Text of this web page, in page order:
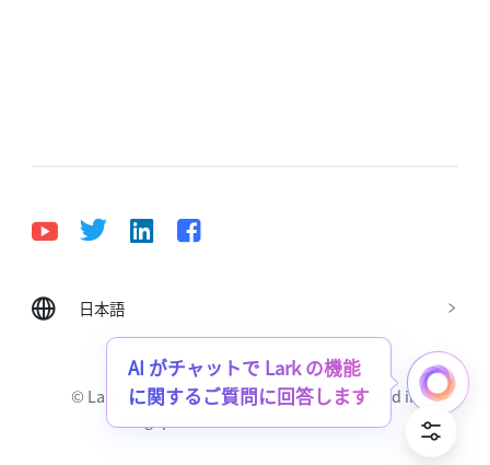
日本語
Bahasa Indonesia Deutsch English
Español
Italiano
Português (Brasil)
Tiếng Việt
ไทย 한국어 日本語
中文
Русский язык
© Lark Technologies Pte. Ltd. Headquartered in